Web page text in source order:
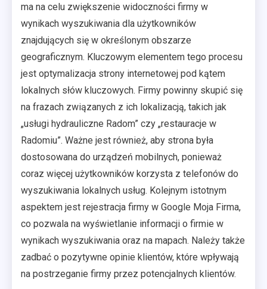
ma na celu zwiększenie widoczności firmy w
wynikach wyszukiwania dla użytkowników
znajdujących się w określonym obszarze
geograficznym. Kluczowym elementem tego procesu
jest optymalizacja strony internetowej pod kątem
lokalnych słów kluczowych. Firmy powinny skupić się
na frazach związanych z ich lokalizacją, takich jak
„usługi hydrauliczne Radom” czy „restauracje w
Radomiu”. Ważne jest również, aby strona była
dostosowana do urządzeń mobilnych, ponieważ
coraz więcej użytkowników korzysta z telefonów do
wyszukiwania lokalnych usług. Kolejnym istotnym
aspektem jest rejestracja firmy w Google Moja Firma,
co pozwala na wyświetlanie informacji o firmie w
wynikach wyszukiwania oraz na mapach. Należy także
zadbać o pozytywne opinie klientów, które wpływają
na postrzeganie firmy przez potencjalnych klientów.